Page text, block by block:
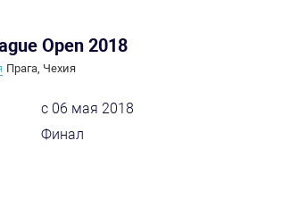
Open 2018
Прага, Чехия
с 06 мая 2018
Финал